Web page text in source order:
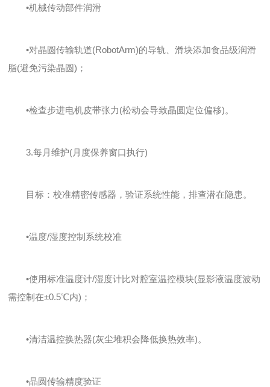
•机械传动部件润滑
•对晶圆传输轨道(RobotArm)的导轨、滑块添加食品级润滑
脂(避免污染晶圆)；
•检查步进电机皮带张力(松动会导致晶圆定位偏移)。
3.每月维护(月度保养窗口执行)
目标：校准精密传感器，验证系统性能，排查潜在隐患。
•温度/湿度控制系统校准
•使用标准温度计/湿度计比对腔室温控模块(显影液温度波动
需控制在±0.5℃内)；
•清洁温控换热器(灰尘堆积会降低换热效率)。
•晶圆传输精度验证